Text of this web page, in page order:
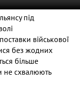
під
військової
без жодних
більше
не схвалюють